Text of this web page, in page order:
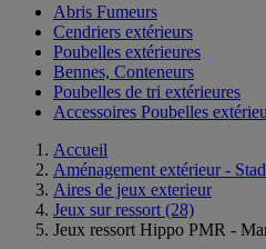
Abris Fumeurs
Cendriers extérieurs
Poubelles extérieures
Bennes, Conteneurs
Poubelles de tri extérieures
Accessoires Poubelles
Accueil
Aménagement extérieur -
Aires de jeux exterieur
Jeux sur ressort (28)
Jeux ressort Hippo PMR -